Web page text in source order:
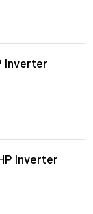
Inverter
Inverter